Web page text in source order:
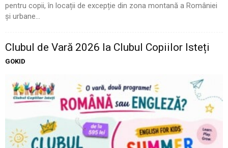
pentru copii, în locații de excepție din zona montană a României
și urbane...
Clubul de Vară 2026 la Clubul Copiilor Isteți
GOKID